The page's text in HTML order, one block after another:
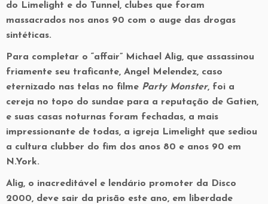
do Limelight e do Tunnel, clubes que foram
massacrados nos anos 90 com o auge das drogas
sintéticas.
Para completar o “affair” Michael Alig, que assassinou
friamente seu traficante, Angel Melendez, caso
eternizado nas telas no filme Party Monster, foi a
cereja no topo do sundae para a reputação de Gatien,
e suas casas noturnas foram fechadas, a mais
impressionante de todas, a igreja Limelight que sediou
a cultura clubber do fim dos anos 80 e anos 90 em
N.York.
Alig, o inacreditável e lendário promoter da Disco
2000, deve sair da prisão este ano, em liberdade